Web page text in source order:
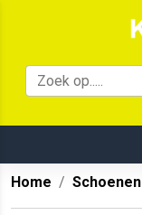
Home Schoenen